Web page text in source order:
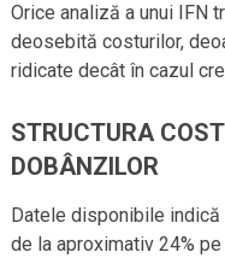
Orice analiză a unui IFN
deosebită costurilor,
ridicate decât în cazul
STRUCTURA
DOBÂNZILOR
Datele disponibile
de la aproximativ 24% pe